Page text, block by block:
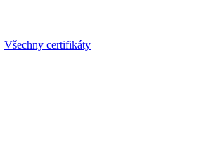
Všechny certifikáty